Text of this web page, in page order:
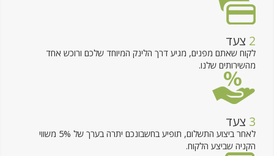
2 צעד
לקוח שאתם מפנים, מגיע דרך הלינק המיוחד שלכם ורוכש אחד
מהשירותים שלנו.
3 צעד
לאחר ביצוע התשלום, תופיע בחשבונכם יתרה בערך של 5% משווי
הקניה שביצע הלקוח.